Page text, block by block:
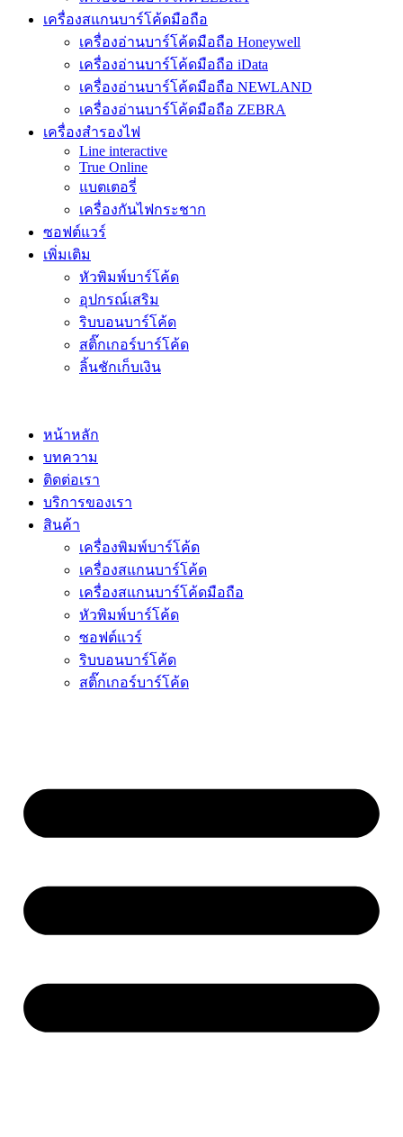
เครื่องสแกนบาร์โค้ดมือถือ
เครื่องอ่านบาร์โค้ดมือถือ Honeywell
เครื่องอ่านบาร์โค้ดมือถือ iData
เครื่องอ่านบาร์โค้ดมือถือ NEWLAND
เครื่องอ่านบาร์โค้ดมือถือ ZEBRA
เครื่องสำรองไฟ
Line interactive
True Online
แบตเตอรี่
เครื่องกันไฟกระชาก
ซอฟต์แวร์
เพิ่มเติม
หัวพิมพ์บาร์โค้ด
อุปกรณ์เสริม
ริบบอนบาร์โค้ด
สติ๊กเกอร์บาร์โค้ด
ลิ้นชักเก็บเงิน
หน้าหลัก
บทความ
ติดต่อเรา
บริการของเรา
สินค้า
เครื่องพิมพ์บาร์โค้ด
เครื่องสแกนบาร์โค้ด
เครื่องสแกนบาร์โค้ดมือถือ
หัวพิมพ์บาร์โค้ด
ซอฟต์แวร์
ริบบอนบาร์โค้ด
สติ๊กเกอร์บาร์โค้ด